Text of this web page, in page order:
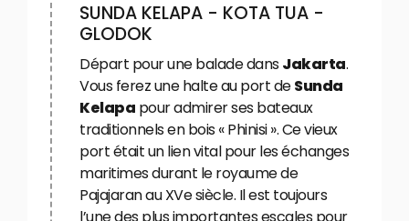
SUNDA KELAPA - KOTA TUA -
GLODOK
Départ pour une balade dansJakarta.
Vous ferez une halte au port deSunda
Kelapa pour admirer ses bateaux
traditionnels en bois « Phinisi ». Ce vieux
port était un lien vital pour les échanges
maritimes durant le royaume de
Pajajaran au XVe siècle. Il est toujours